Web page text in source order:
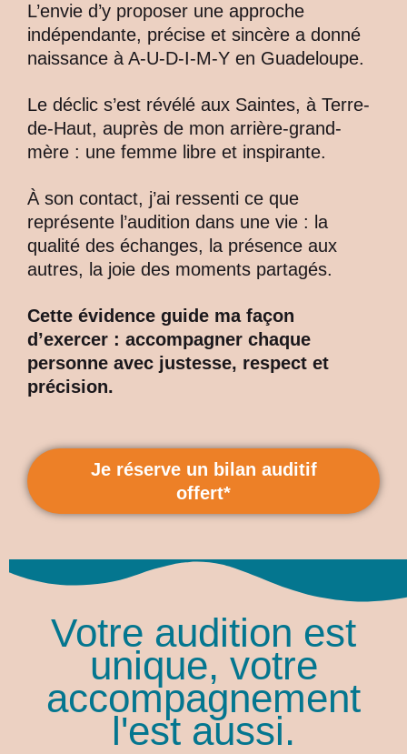
L’envie d’y proposer une approche
indépendante, précise et sincère a donné
naissance à A-U-D-I-M-Y en Guadeloupe.
Le déclic s’est révélé aux Saintes, à Terre-
de-Haut, auprès de mon arrière-grand-
mère : une femme libre et inspirante.
À son contact, j’ai ressenti ce que
représente l’audition dans une vie : la
qualité des échanges, la présence aux
autres, la joie des moments partagés.
Cette évidence guide ma façon
d’exercer : accompagner chaque
personne avec justesse, respect et
précision.
Je réserve un bilan auditif
offert*
Votre audition est
unique, votre
accompagnement
l'est aussi.